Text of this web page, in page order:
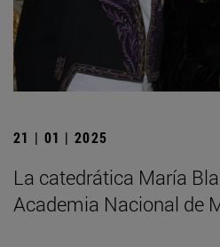
21 | 01 | 2025
La catedrática María
Academia Nacional de